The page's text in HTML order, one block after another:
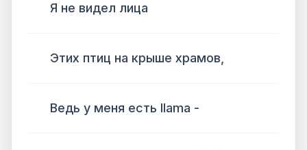
Я не видел лица
Этих птиц на крыше храмов,
Ведь у меня есть llama -